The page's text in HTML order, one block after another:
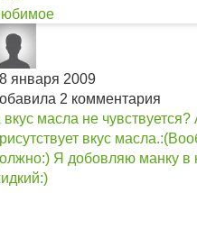
января 2009
2 комментария
вкус масла не
вкус масла.:(
Я добовляю манку в